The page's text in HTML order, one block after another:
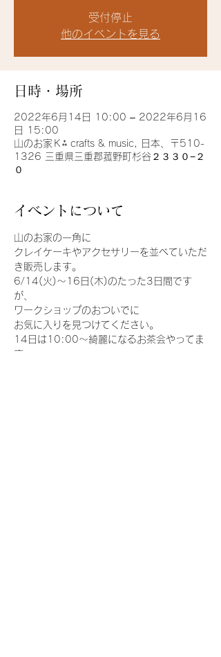
受付停止
他のイベントを見る
日時・場所
2022年6月14日 10:00 – 2022年6月16
日 15:00
山のお家Ｋ⁂ crafts & music, 日本、〒510-
1326 三重県三重郡菰野町杉谷２３３０−２
０
イベントについて
山のお家の一角に
クレイケーキ﻿やアクセサリーを並べていただ
き販売します。
6/14(火)〜16日(木)のたった3日間です
が、
ワークショップのおついでに
お気に入りを見つけてください。
14日は10:00〜綺麗になるお茶会やってま
す。